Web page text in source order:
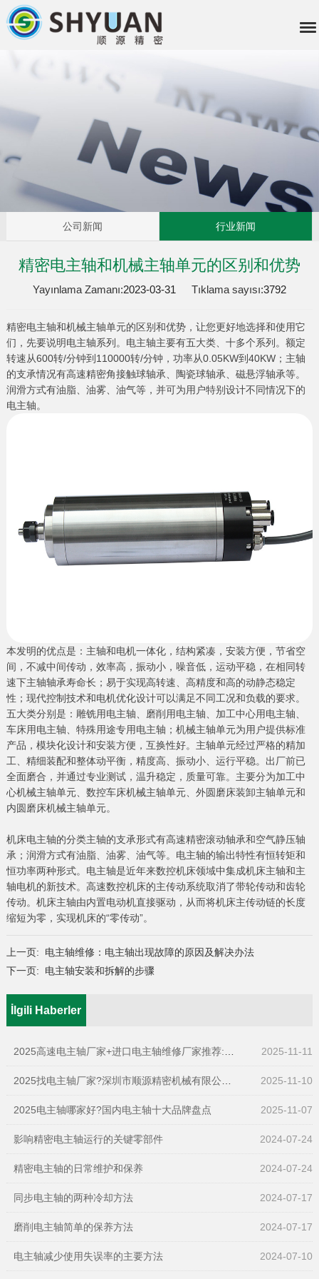
公司新闻 行业新闻
精密电主轴和机械主轴单元的区别和优势
Yayınlama Zamanı:2023-03-31 Tıklama sayısı:3792
精密电主轴和机械主轴单元的区别和优势，让您更好地选择和使用它
们，先要说明电主轴系列。电主轴主要有五大类、十多个系列。额定
转速从600转/分钟到110000转/分钟，功率从0.05KW到40KW；主轴
的支承情况有高速精密角接触球轴承、陶瓷球轴承、磁悬浮轴承等。
润滑方式有油脂、油雾、油气等，并可为用户特别设计不同情况下的
电主轴。
本发明的优点是：主轴和电机一体化，结构紧凑，安装方便，节省空
间，不减中间传动，效率高，振动小，噪音低，运动平稳，在相同转
速下主轴轴承寿命长；易于实现高转速、高精度和高的动静态稳定
性；现代控制技术和电机优化设计可以满足不同工况和负载的要求。
五大类分别是：雕铣用电主轴、磨削用电主轴、加工中心用电主轴、
车床用电主轴、特殊用途专用电主轴；机械主轴单元为用户提供标准
产品，模块化设计和安装方便，互换性好。主轴单元经过严格的精加
工、精细装配和整体动平衡，精度高、振动小、运行平稳。出厂前已
全面磨合，并通过专业测试，温升稳定，质量可靠。主要分为加工中
心机械主轴单元、数控车床机械主轴单元、外圆磨床装卸主轴单元和
内圆磨床机械主轴单元。
机床电主轴的分类主轴的支承形式有高速精密滚动轴承和空气静压轴
承；润滑方式有油脂、油雾、油气等。电主轴的输出特性有恒转矩和
恒功率两种形式。电主轴是近年来数控机床领域中集成机床主轴和主
轴电机的新技术。高速数控机床的主传动系统取消了带轮传动和齿轮
传动。机床主轴由内置电动机直接驱动，从而将机床主传动链的长度
缩短为零，实现机床的“零传动”。
上一页: 电主轴维修：电主轴出现故障的原因及解决办法
下一页: 电主轴安装和拆解的步骤
İlgili Haberler
2025-11-11
2025高速电主轴厂家+进口电主轴维修厂家推荐:深圳市顺源精密机械有限公司值得关注
2025-11-10
2025找电主轴厂家?深圳市顺源精密机械有限公司-精密电主轴生产厂家,一站式全搞定
2025-11-07
2025电主轴哪家好?国内电主轴十大品牌盘点
2024-07-24
影响精密电主轴运行的关键零部件
2024-07-24
精密电主轴的日常维护和保养
2024-07-17
同步电主轴的两种冷却方法
2024-07-17
磨削电主轴简单的保养方法
2024-07-10
电主轴减少使用失误率的主要方法